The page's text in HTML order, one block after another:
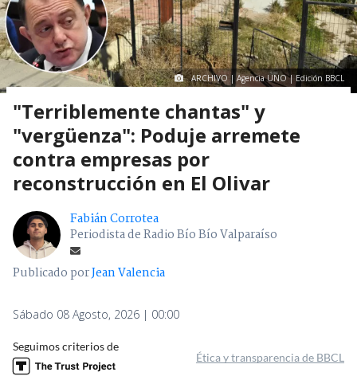
ARCHIVO | Agencia UNO | Edición BBCL
"Terriblemente chantas" y
"vergüenza": Poduje arremete
contra empresas por
reconstrucción en El Olivar
Fabián Corrotea
Periodista de Radio Bío Bío Valparaíso
Publicado porJean Valencia
Sábado 08 Agosto, 2026 | 00:00
Seguimos criterios de
Ética y transparencia de BBCL